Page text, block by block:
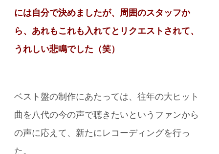
には自分で決めましたが、周囲のスタッフか
ら、あれもこれも入れてとリクエストされて、
うれしい悲鳴でした（笑）
ベスト盤の制作にあたっては、往年の大ヒット
曲を八代の今の声で聴きたいというファンから
の声に応えて、新たにレコーディングを行っ
た。